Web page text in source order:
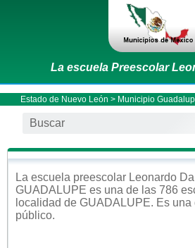
La escuela Preescolar
Estado de Nuevo León > Municipio
La escuela preescolar Leonardo
GUADALUPE es una de las 786
localidad de GUADALUPE. Es una
público.